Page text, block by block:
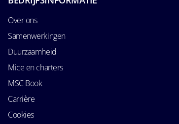
Over ons
Samenwerkingen
Duurzaamheid
Mice en charters
MSC Book
Carrière
Cookies